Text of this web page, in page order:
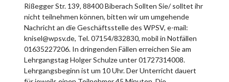
Rißegger Str. 139, 88400 Biberach Sollten Sie/ solltet ihr
nicht teilnehmen können, bitten wir um umgehende
Nachricht an die Geschäftsstelle des WPSV, e-mail:
knisel@wpsv.de, Tel. 07154/832830, mobil in Notfällen
01635227206. In dringenden Fällen erreichen Sie am
Lehrgangstag Holger Schulze unter 01727314008.
Lehrgangsbeginn ist um 10 Uhr. Der Unterricht dauert